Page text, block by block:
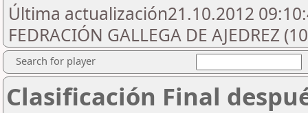
Última actualización21.10.2012
FEDRACIÓN GALLEGA DE AJEDREZ
Search for player
Clasificación Final